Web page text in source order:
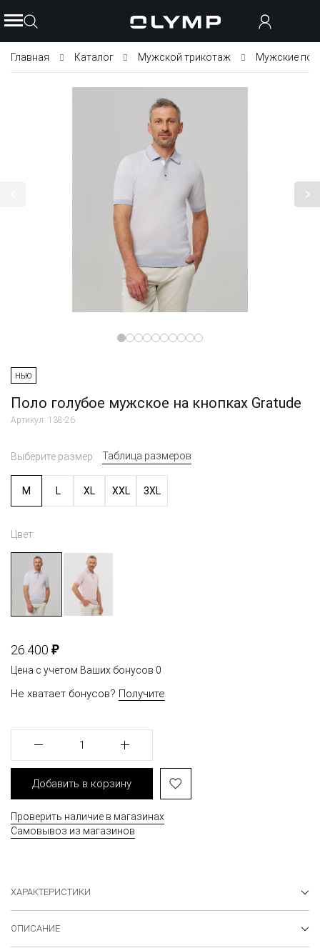
Главная Каталог Мужской трикотаж Мужские
НЬЮ
Поло голубое мужское на кнопках Gratude
Артикул: 138-26
Выберите размер: Таблица размеров
M L XL XXL 3XL
Цвет:
26.400 ₽
Цена с учетом Ваших бонусов 0
Не хватает бонусов? Получите
1
Добавить в корзину
Проверить наличие в магазинах
Самовывоз из магазинов
ХАРАКТЕРИСТИКИ
ОПИСАНИЕ